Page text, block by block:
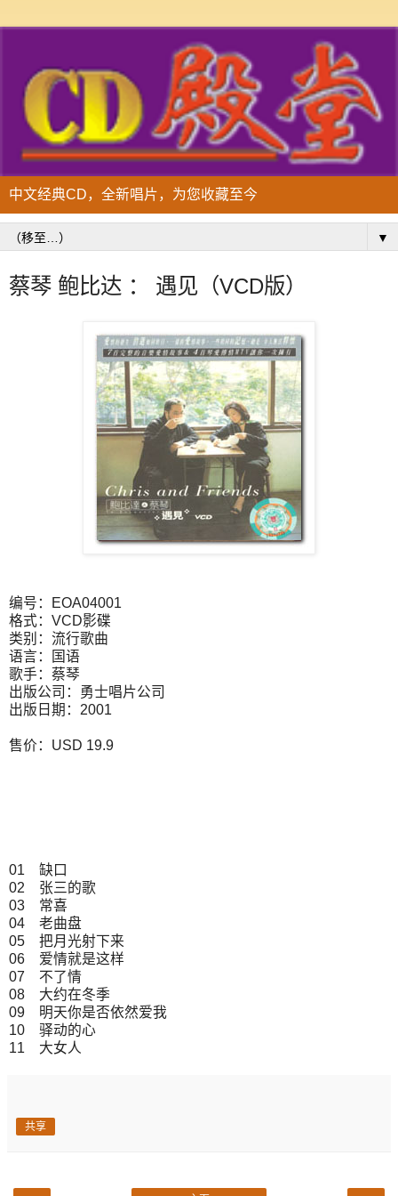
中文经典CD，全新唱片，为您收藏至今
▼
蔡琴 鲍比达 ： 遇见（VCD版）
编号：EOA04001
格式：VCD影碟
类别：流行歌曲
语言：国语
歌手：蔡琴
出版公司：勇士唱片公司
出版日期：2001
售价：USD 19.9
01 缺口
02 张三的歌
03 常喜
04 老曲盘
05 把月光射下来
06 爱情就是这样
07 不了情
08 大约在冬季
09 明天你是否依然爱我
10 驿动的心
11 大女人
共享